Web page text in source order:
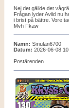
Nej.det gällde det
Frågan lyder Aviid nu
i brist på bättre. Vore
Mvh Fkaw
Namn: Smulan6700
Datum: 2026-06-08
Postärenden